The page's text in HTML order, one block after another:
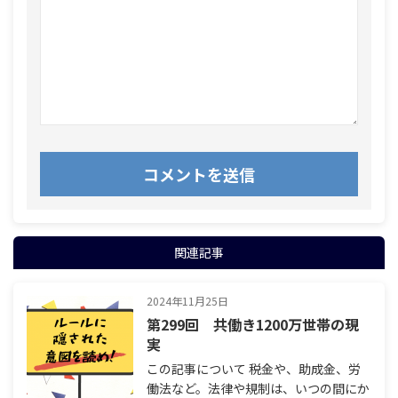
関連記事
2024年11月25日
第299回 共働き1200万世帯の現
実
この記事について 税金や、助成金、労
働法など。法律や規制は、いつの間にか